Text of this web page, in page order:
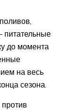
до момента
на весь
сезона.